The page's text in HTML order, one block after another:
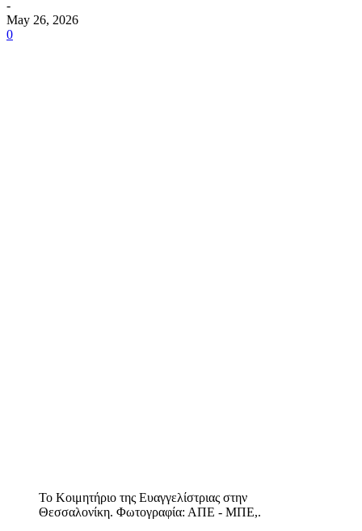
-
May 26, 2026
0
Το Κοιμητήριο της Ευαγγελίστριας στην
Θεσσαλονίκη. Φωτογραφία: ΑΠΕ - ΜΠΕ,.